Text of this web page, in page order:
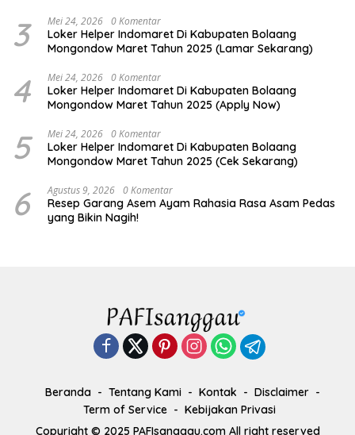
3 Mei 24, 2026 0 Komentar
Loker Helper Indomaret Di Kabupaten Bolaang
Mongondow Maret Tahun 2025 (Lamar Sekarang)
4 Mei 24, 2026 0 Komentar
Loker Helper Indomaret Di Kabupaten Bolaang
Mongondow Maret Tahun 2025 (Apply Now)
5 Mei 24, 2026 0 Komentar
Loker Helper Indomaret Di Kabupaten Bolaang
Mongondow Maret Tahun 2025 (Cek Sekarang)
6 Agustus 9, 2026 0 Komentar
Resep Garang Asem Ayam Rahasia Rasa Asam Pedas
yang Bikin Nagih!
Beranda Tentang Kami Kontak
Disclaimer
Term of Service
Kebijakan Privasi
Copyright © 2025 PAFIsanggau.com All right reserved